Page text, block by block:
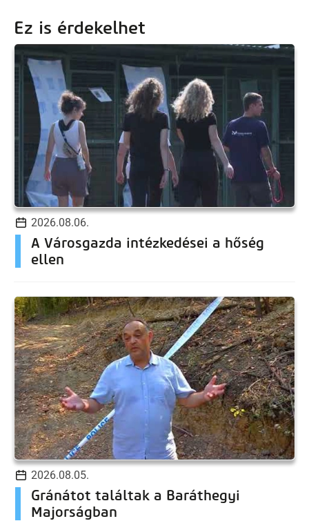
Ez is érdekelhet
2026.08.06.
A Városgazda intézkedései a hőség
ellen
2026.08.05.
Gránátot találtak a Baráthegyi
Majorságban